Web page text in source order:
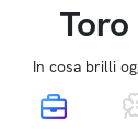
Toro
In cosa brilli